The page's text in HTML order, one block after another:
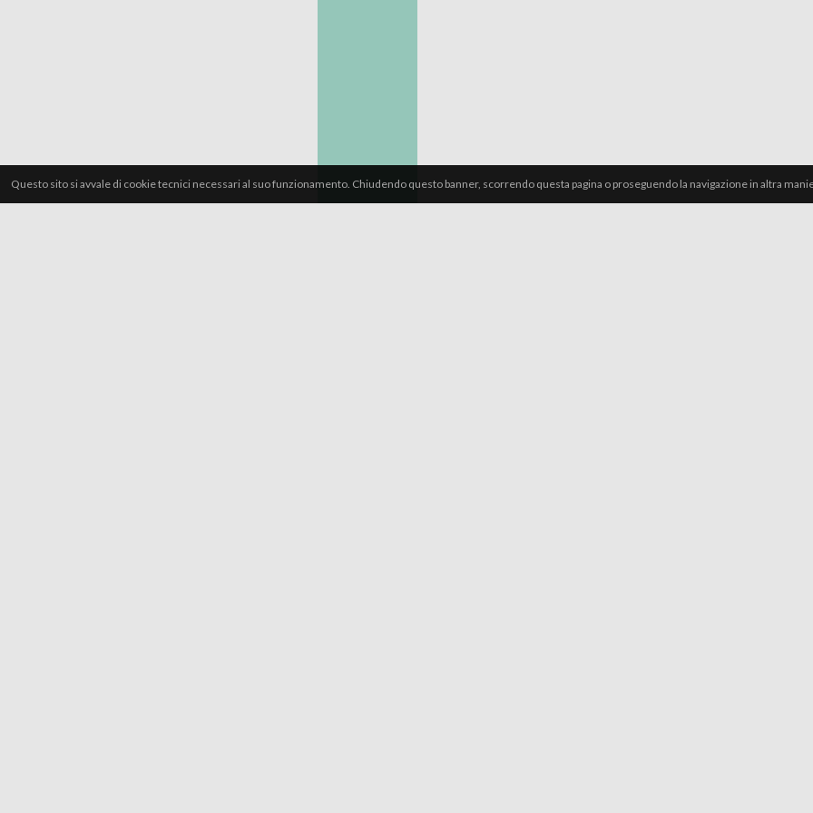
Questo sito si avvale di cookie tecnici necessari al suo funzionamento. Chiudendo questo banner, scorrendo questa pagina o proseguendo la navigazione in altra